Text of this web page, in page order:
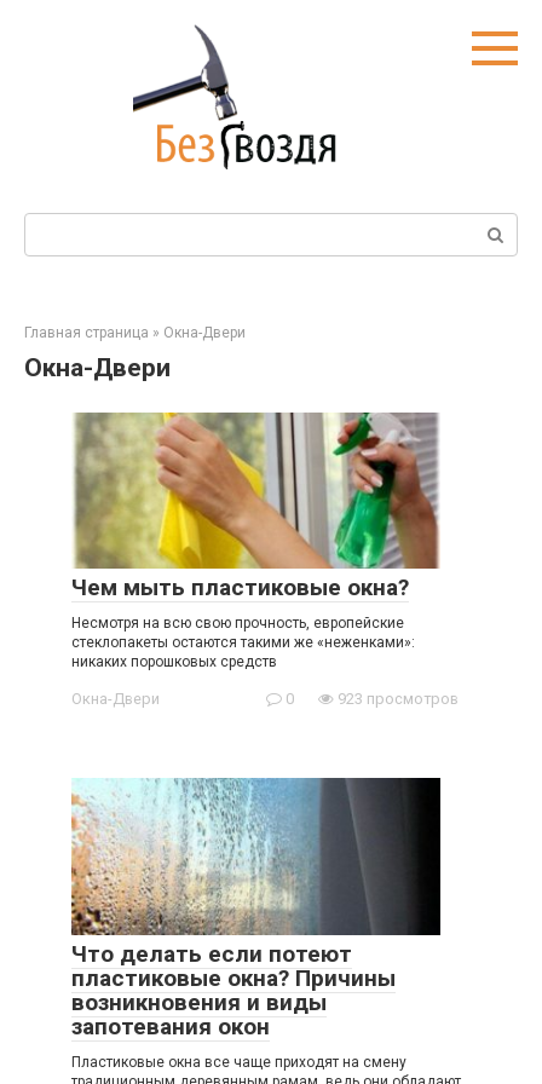
Поиск:
Главная страница » Окна-Двери
Окна-Двери
Чем мыть пластиковые окна?
Несмотря на всю свою прочность, европейские
стеклопакеты остаются такими же «неженками»:
никаких порошковых средств
Окна-Двери 0 923 просмотров
Что делать если потеют
пластиковые окна? Причины
возникновения и виды
запотевания окон
Пластиковые окна все чаще приходят на смену